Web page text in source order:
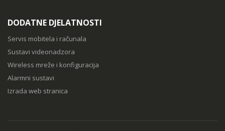
DODATNE DJELATNOSTI
Servis mobitela i računala
Sustavi videonadzora
Wireless mreže i konfiguracija
Alarmni sustavi
Izrada web stranica